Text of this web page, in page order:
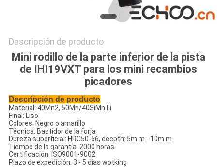
Descripción de producto
Mini rodillo de la parte inferior de la pista
de IHI19VXT para los mini recambios
picadores
Descripción de producto
Material: 40Mn2, 50Mn/40SiMnTi
Final: Liso
Colores: Negro o amarillo
Técnica: Bastidor de la forja
Dureza superficial: HRC50-56, deepth: 5m m - 10m m
Tiempo de la garantía: 2000 horas
Certificación: ISO9001-9002
Plazo de expedición: 3 - 5 días wotking